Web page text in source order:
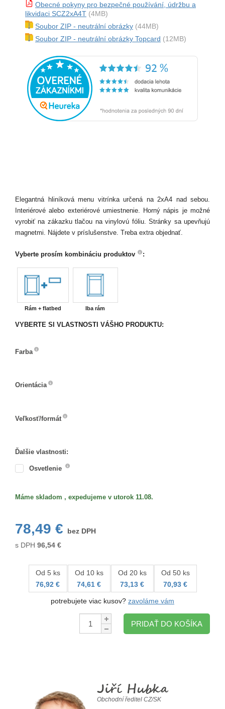
Obecné pokyny pro bezpečné používání, údržbu a
likvidaci SCZ2xA4T (4MB)
Soubor ZIP - neutrální obrázky (44MB)
Soubor ZIP - neutrální obrázky Topcard (12MB)
Elegantná hliníková menu vitrínka určená na 2xA4 nad sebou.
Interiérové alebo exteriérové umiestnenie. Horný nápis je možné
vyrobiť na zákazku tlačou na vinylovú fóliu. Stránky sa upevňujú
magnetmi. Nájdete v príslušenstve. Treba extra objednať.
Vyberte prosím kombináciu produktov :
Rám + flatbed Iba rám
VYBERTE SI VLASTNOSTI VÁŠHO PRODUKTU:
Farba
Orientácia
Veľkosť/formát
Ďalšie vlastnosti:
Osvetlenie
Máme skladom , expedujeme v utorok 11.08.
78,49 €
bez DPH
s DPH 96,54 €
Od 5 ks
76,92 €
Od 10 ks
74,61 €
Od 20 ks
73,13 €
Od 50 ks
70,93 €
potrebujete viac kusov? zavoláme vám
Množstvo:
PRIDAŤ DO KOŠÍKA
Jiří Hubka
Obchodní ředitel CZ/SK